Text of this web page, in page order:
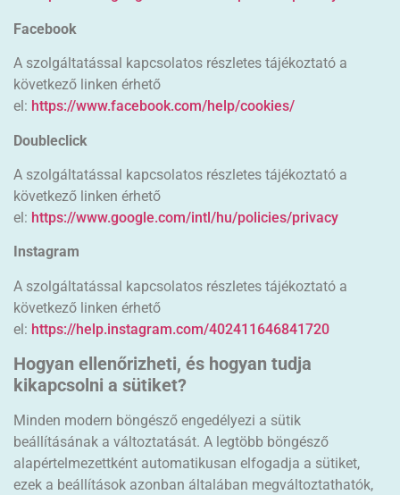
Facebook
A szolgáltatással kapcsolatos részletes tájékoztató a
következő linken érhető
el: https://www.facebook.com/help/cookies/
Doubleclick
A szolgáltatással kapcsolatos részletes tájékoztató a
következő linken érhető
el: https://www.google.com/intl/hu/policies/privacy
Instagram
A szolgáltatással kapcsolatos részletes tájékoztató a
következő linken érhető
el: https://help.instagram.com/402411646841720
Hogyan ellenőrizheti, és hogyan tudja
kikapcsolni a sütiket?
Minden modern böngésző engedélyezi a sütik
beállításának a változtatását. A legtöbb böngésző
alapértelmezettként automatikusan elfogadja a sütiket,
ezek a beállítások azonban általában megváltoztathatók,